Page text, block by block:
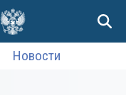
Новости